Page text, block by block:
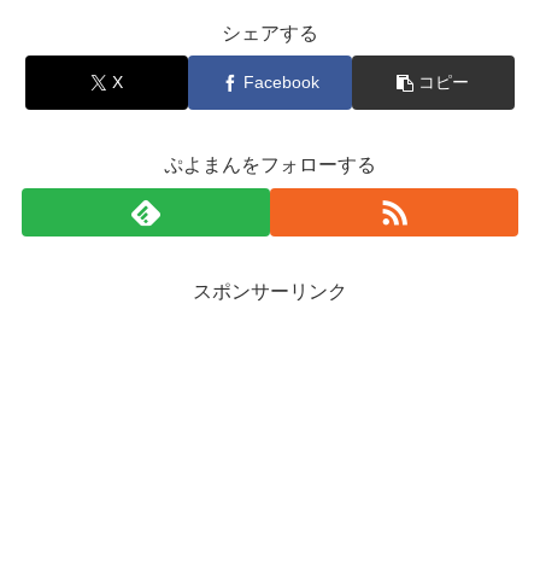
シェアする
X Facebook コピー
ぷよまんをフォローする
スポンサーリンク